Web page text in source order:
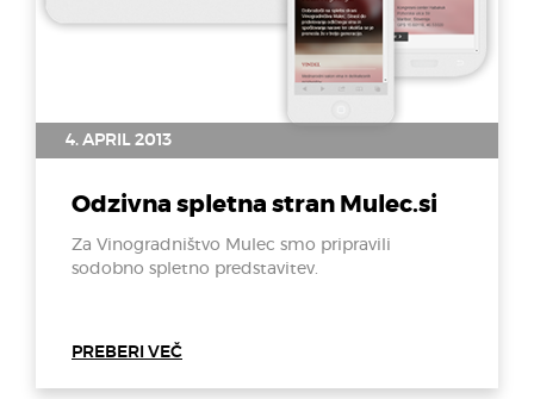
4. APRIL 2013
Odzivna spletna stran Mulec.si
Za Vinogradništvo Mulec smo pripravili
sodobno spletno predstavitev.
PREBERI VEČ